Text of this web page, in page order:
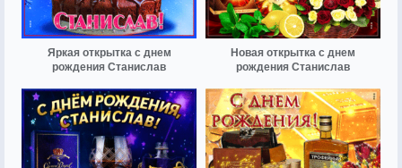
Яркая открытка с днем
рождения Станислав
Новая открытка с днем
рождения Станислав